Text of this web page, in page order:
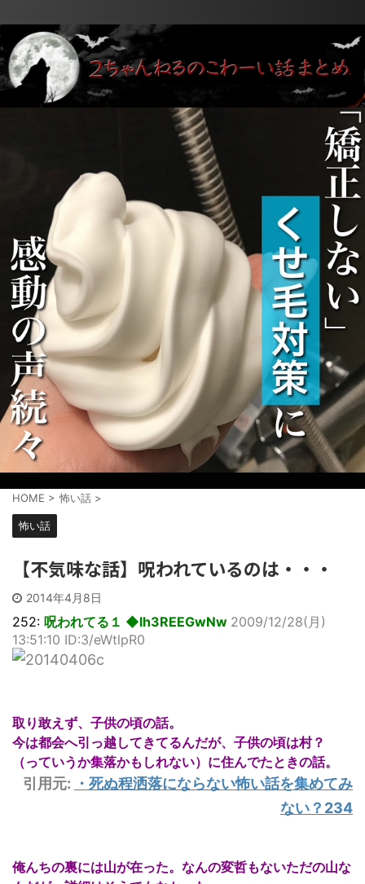
HOME > 怖い話 >
怖い話
【不気味な話】呪われているのは・・・
2014年4月8日
252: 呪われてる１ ◆lh3REEGwNw 2009/12/28(月)
13:51:10 ID:3/eWtlpR0
取り敢えず、子供の頃の話。
今は都会へ引っ越してきてるんだが、子供の頃は村？
（っていうか集落かもしれない）に住んでたときの話。
引用元: ・ 死ぬ程洒落にならない怖い話を集めてみ
ない？234
俺んちの裏には山が在った。なんの変哲もないただの山な